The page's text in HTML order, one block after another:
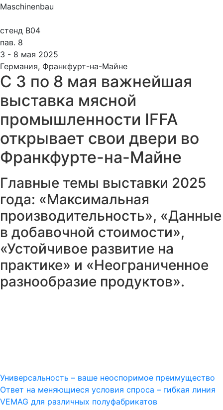
Maschinenbau
стенд B04
пав. 8
3 - 8 мая 2025
Германия, Франкфурт-на-Майне
С 3 по 8 мая важнейшая
выставка мясной
промышленности IFFA
открывает свои двери во
Франкфурте-на-Майне
Главные темы выставки 2025
года: «Максимальная
производительность», «Данные
в добавочной стоимости»,
«Устойчивое развитие на
практике» и «Неограниченное
разнообразие продуктов».
Универсальность – ваше неоспоримое преимущество
Ответ на меняющиеся условия спроса – гибкая линия
VEMAG для различных полуфабрикатов